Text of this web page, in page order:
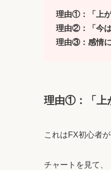
理由①：「上
理由②：「今
理由③：感情
理由①：「上
これはFX初心者が
チャートを見て、